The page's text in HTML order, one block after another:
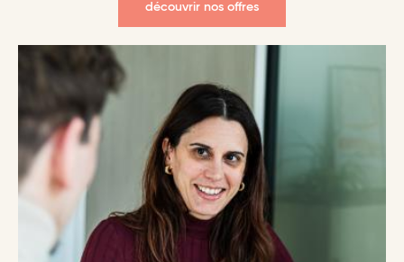
découvrir nos offres